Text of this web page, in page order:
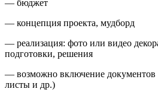
— бюджет
— концепция проекта, мудборд
— реализация: фото или видео
подготовки, решения
— возможно включение документов
листы и др.)